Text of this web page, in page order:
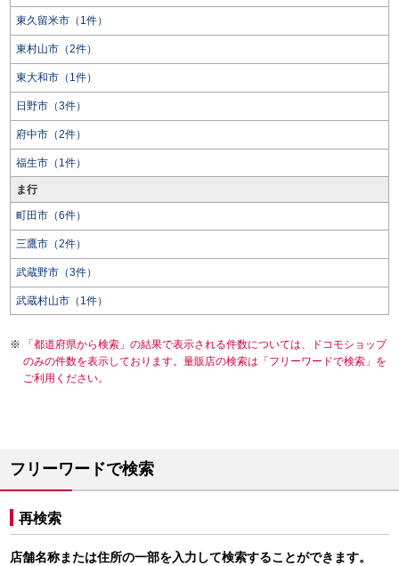
東久留米市（1件）
東村山市（2件）
東大和市（1件）
日野市（3件）
府中市（2件）
福生市（1件）
ま行
町田市（6件）
三鷹市（2件）
武蔵野市（3件）
武蔵村山市（1件）
「都道府県から検索」の結果で表示される件数については、ドコモショップ
のみの件数を表示しております。量販店の検索は「フリーワードで検索」を
ご利用ください。
フリーワードで検索
再検索
店舗名称または住所の一部を入力して検索することができます。